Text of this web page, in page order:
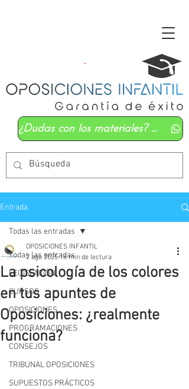
¿Dudas con los materiales? Mándanos un whatsapp
Entrada
Todas las entradas
LEGISLACIÓN
CURSOS
OPOSICIONES
PROGRAMACIONES
CONSEJOS
TRIBUNAL OPOSICIONES
SUPUESTOS PRÁCTICOS
Todas las entradas
La psicología de los colores
en tus apuntes de
Oposiciones: ¿realmente
funciona?
OPOSICIONES INFANTIL
2 ago 2025 16 min de lectura